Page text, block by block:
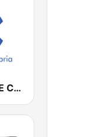
Cadena COPE Cantabria